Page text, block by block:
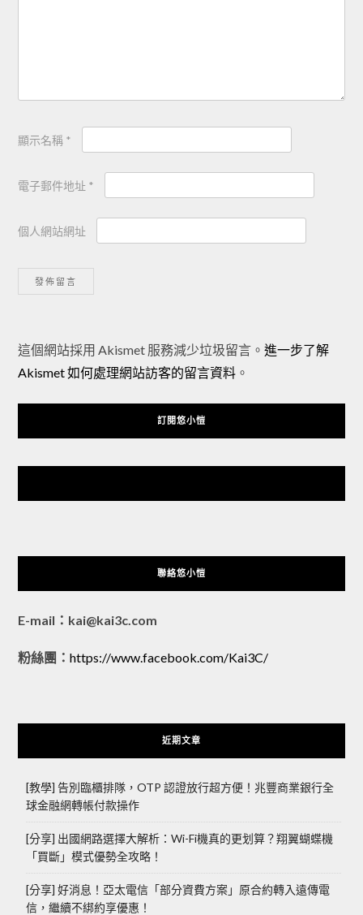
顯示名稱 *
電子郵件地址 *
個人網站網址
Alternative:
這個網站採用 Akismet 服務減少垃圾留言。 進一步了解
Akismet 如何處理網站訪客的留言資料。
訂閱悠小愷
聯絡悠小愷
E-mail：kai@kai3c.com
粉絲團： https://www.facebook.com/Kai3C/
近期文章
[教學] 告別臨櫃排隊，OTP 認證放行超方便！兆豐商業銀行全
球金融網轉帳付款操作
[分享] 出國網路選擇大解析：Wi-Fi機真的更划算？翔翼蝴蝶機
「買斷」模式優勢全攻略！
[分享] 好消息！亞太電信「部分資費方案」原合約轉入遠傳電
信，繼續不綁約享優惠！